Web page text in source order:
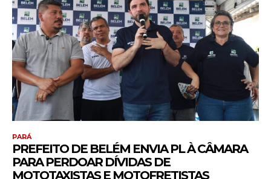
PARÁ
PREFEITO DE BELÉM ENVIA PL À CÂMARA
PARA PERDOAR DÍVIDAS DE
MOTOTAXISTAS E MOTOFRETISTAS